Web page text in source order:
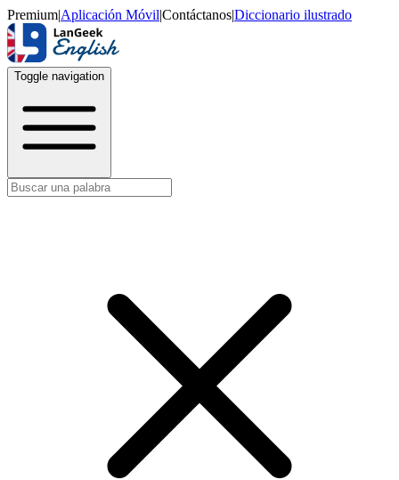
Premium|Aplicación Móvil|Contáctanos|Diccionario ilustrado
Toggle navigation